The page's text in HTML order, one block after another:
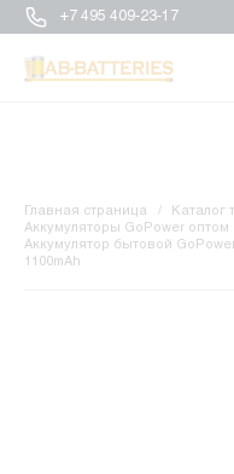
+7 495 409-23-17
Главная страница Каталог
Аккумуляторы GoPower оптом
Аккумулятор бытовой GoPower
1100mAh